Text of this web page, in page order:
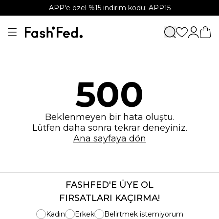
APP'e özel %15 indirim kodu: APP15
500
Beklenmeyen bir hata oluştu.
Lütfen daha sonra tekrar deneyiniz.
Ana sayfaya dön
FASHFED'E ÜYE OL
FIRSATLARI KAÇIRMA!
Kadın Erkek
Belirtmek istemiyorum